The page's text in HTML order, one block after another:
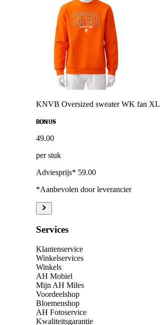
KNVB Oversized sweater WK fan XL
BONUS
49.00
per stuk
Adviesprijs* 59.00
*Aanbevolen door leverancier
Services
Klantenservice
Winkelservices
Winkels
AH Mobiel
Mijn AH Miles
Voordeelshop
Bloemenshop
AH Fotoservice
Kwaliteitsgarantie